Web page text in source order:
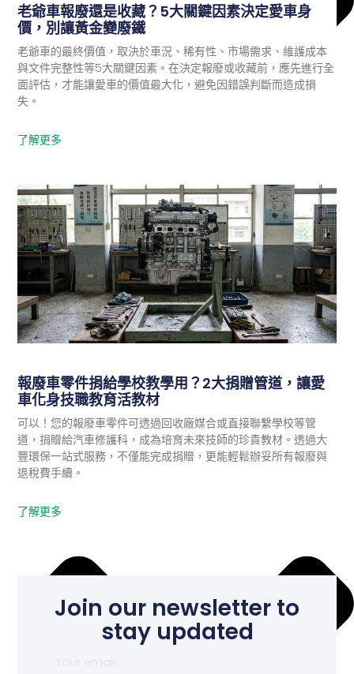
政府最新消息
報廢機車
家電回收
機密文件銷毀
資訊設備回收
老爺車報廢還是收藏？5大關鍵因素決定愛車身
價，別讓黃金變廢鐵
老爺車的最終價值，取決於車況、稀有性、市場需求、維護成本
與文件完整性等5大關鍵因素。在決定報廢或收藏前，應先進行全
面評估，才能讓愛車的價值最大化，避免因錯誤判斷而造成損
失。
了解更多
報廢車零件捐給學校教學用？2大捐贈管道，讓愛
車化身技職教育活教材
可以！您的報廢車零件可透過回收廠媒合或直接聯繫學校等管
道，捐贈給汽車修護科，成為培育未來技師的珍貴教材。透過大
豐環保一站式服務，不僅能完成捐贈，更能輕鬆辦妥所有報廢與
退稅費手續。
了解更多
Join our newsletter to
stay updated